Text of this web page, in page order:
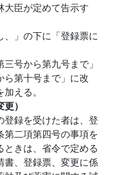
大臣が定めて告示す
」の下に「登録票に
号から第九号まで」
ら第十号まで」に改
える。
）
登録を受けた者は、登
第二項第四号の事項を
きは、省令で定める
書、登録票、変更に係